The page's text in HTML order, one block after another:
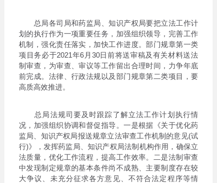
总局各司局和药监局、知识产权局要把立法工作计
划的执行作为一项重要任务，加强组织领导，完善工作
机制，强化责任落实，加快工作进度。部门规章第一类
项目务必于2021年6月30日前将送审稿及有关材料送法
制审查，为审查、审议等工作留出合理时间，力争年底
前完成。法律、行政法规以及部门规章第二类项目，要
高质高效推进。
总局法规司要及时跟踪了解立法工作计划执行情
况，加强组织协调和督促指导。一是根据《关于优化药
监局、知识产权局报送规章立法审查工作机制的意见(试
行)》，发挥药监局、知识产权局法制机构作用，确保立
法质量，优化工作流程，提高工作效率。二是法制审查
中发现制定规章的基本条件尚不成熟、主要制度存在较
大争议、未充分征求各方意见、不符合法定程序等情